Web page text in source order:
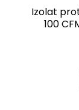
Izolat
100